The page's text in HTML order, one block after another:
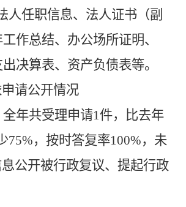
人任职信息、法人证书（副
工作总结、办公场所证明、
决算表、资产负债表等。
申请公开情况
全年共受理申请1件，比去年
75%，按时答复率100%， 未
公开被行政复议、提起行政